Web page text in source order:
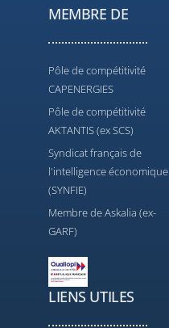
MEMBRE DE
Pôle de compétitivité
CAPENERGIES
Pôle de compétitivité
AKTANTIS (ex SCS)
Syndicat français de
l'intelligence économique
(SYNFIE)
Membre de Askalia (ex-
GARF)
LIENS UTILES